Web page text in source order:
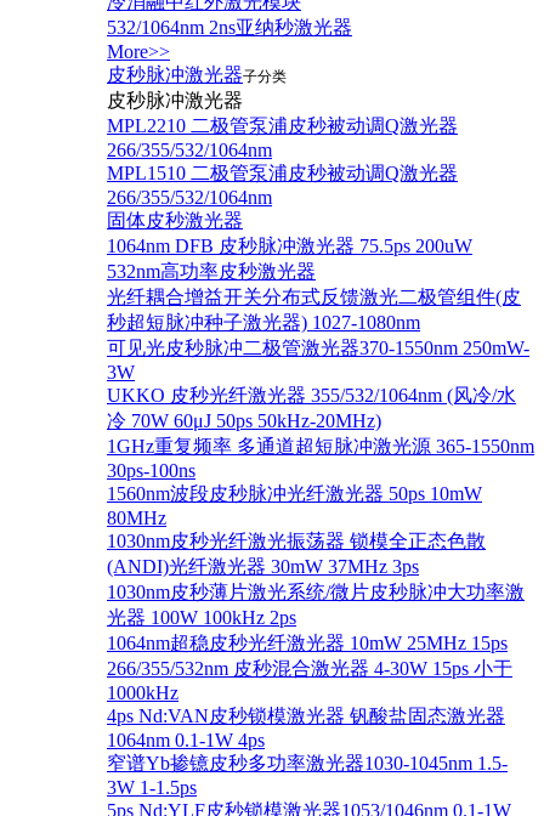
532/1064nm 2ns亚纳秒激光器
More>>
皮秒脉冲激光器子分类
皮秒脉冲激光器
​MPL2210 二极管泵浦皮秒被动调Q激光器
266/355/532/1064nm
MPL1510 二极管泵浦皮秒被动调Q激光器
266/355/532/1064nm
固体皮秒激光器
1064nm DFB 皮秒脉冲激光器 75.5ps 200uW
532nm高功率皮秒激光器
光纤耦合增益开关分布式反馈激光二极管组件(皮
秒超短脉冲种子激光器) 1027-1080nm
可见光皮秒脉冲二极管激光器370-1550nm 250mW-
3W
UKKO 皮秒光纤激光器 355/532/1064nm (风冷/水
冷 70W 60μJ 50ps 50kHz-20MHz)
1GHz重复频率 多通道超短脉冲激光源 365-1550nm
30ps-100ns
1560nm波段皮秒脉冲光纤激光器 50ps 10mW
80MHz
1030nm皮秒光纤激光振荡器 锁模全正态色散
(ANDI)光纤激光器 30mW 37MHz 3ps
1030nm皮秒薄片激光系统/微片皮秒脉冲大功率激
光器 100W 100kHz 2ps
1064nm超稳皮秒光纤激光器 10mW 25MHz 15ps
266/355/532nm 皮秒混合激光器 4-30W 15ps 小于
1000kHz
4ps Nd:VAN皮秒锁模激光器 钒酸盐固态激光器
1064nm 0.1-1W 4ps
窄谱Yb掺镱皮秒多功率激光器1030-1045nm 1.5-
3W 1-1.5ps
5ps Nd:YLF皮秒锁模激光器1053/1046nm 0.1-1W